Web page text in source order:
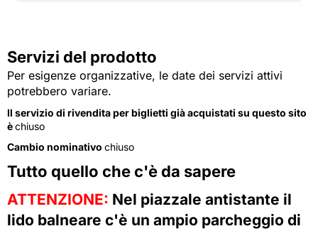
Servizi del prodotto
Per esigenze organizzative, le date dei servizi attivi
potrebbero variare.
Il servizio di rivendita per biglietti già acquistati su questo sito
èchiuso
Cambio nominativo chiuso
Tutto quello che c'è da sapere
ATTENZIONE: Nel piazzale antistante il
lido balneare c'è un ampio parcheggio di